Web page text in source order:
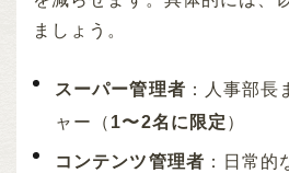
ましょう。
スーパー管理者 ：人事部長
ャー（ 1〜2名に限定 ）
コンテンツ管理者 ：日常的